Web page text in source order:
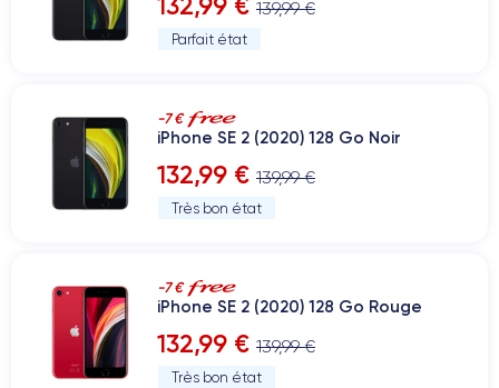
139,99 €
Parfait état
-7 €
iPhone SE 2 (2020) 128 Go Noir
132,99 € 139,99 €
Très bon état
-7 €
iPhone SE 2 (2020) 128 Go Rouge
132,99 € 139,99 €
Très bon état